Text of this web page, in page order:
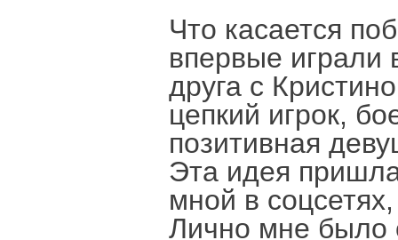
Что касается
впервые играли
друга с
цепкий игрок,
позитивная
Эта идея
мной в
Лично мне было